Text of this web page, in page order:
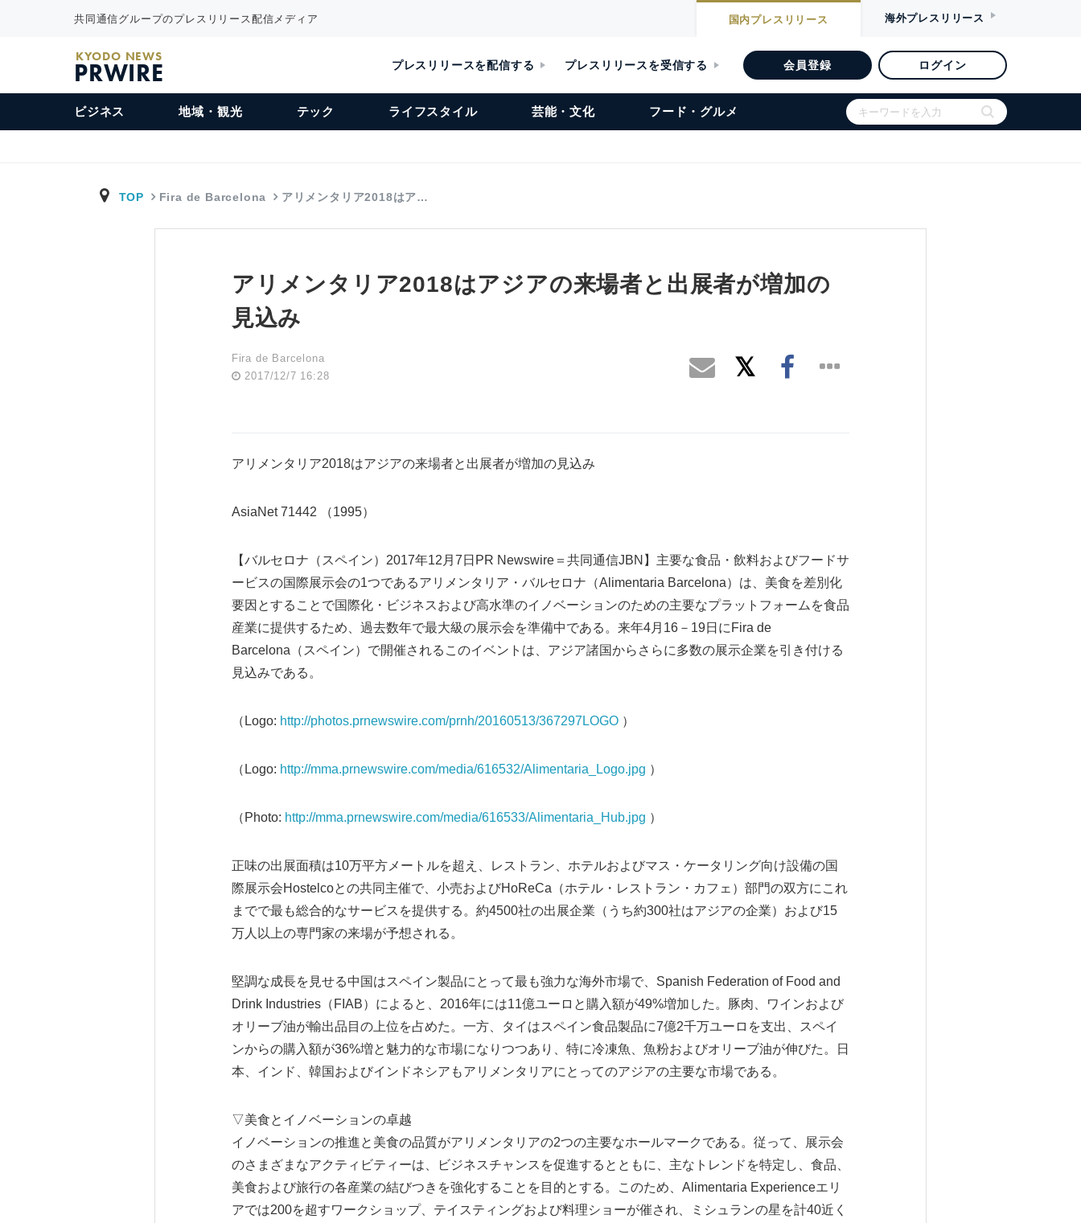
共同通信グループのプレスリリース配信メディア 国内プレスリリース 海外プレスリリース
KYODO NEWS
PRWIRE プレスリリースを配信する プレスリリースを受信する 会員登録 ログイン
ビジネス 地域・観光 テック ライフスタイル 芸能・文化 フード・グルメ
TOP Fira de Barcelona アリメンタリア2018はア…
アリメンタリア2018はアジアの来場者と出展者が増加の
見込み
Fira de Barcelona
2017/12/7 16:28
アリメンタリア2018はアジアの来場者と出展者が増加の見込み
AsiaNet 71442 （1995）
【バルセロナ（スペイン）2017年12月7日PR Newswire＝共同通信JBN】主要な食品・飲料およびフードサ
ービスの国際展示会の1つであるアリメンタリア・バルセロナ（Alimentaria Barcelona）は、美食を差別化
要因とすることで国際化・ビジネスおよび高水準のイノベーションのための主要なプラットフォームを食品
産業に提供するため、過去数年で最大級の展示会を準備中である。来年4月16－19日にFira de
Barcelona（スペイン）で開催されるこのイベントは、アジア諸国からさらに多数の展示企業を引き付ける
見込みである。
（Logo: http://photos.prnewswire.com/prnh/20160513/367297LOGO）
（Logo: http://mma.prnewswire.com/media/616532/Alimentaria_Logo.jpg ）
（Photo: http://mma.prnewswire.com/media/616533/Alimentaria_Hub.jpg ）
正味の出展面積は10万平方メートルを超え、レストラン、ホテルおよびマス・ケータリング向け設備の国
際展示会Hostelcoとの共同主催で、小売およびHoReCa（ホテル・レストラン・カフェ）部門の双方にこれ
までで最も総合的なサービスを提供する。約4500社の出展企業（うち約300社はアジアの企業）および15
万人以上の専門家の来場が予想される。
堅調な成長を見せる中国はスペイン製品にとって最も強力な海外市場で、Spanish Federation of Food and
Drink Industries（FIAB）によると、2016年には11億ユーロと購入額が49%増加した。豚肉、ワインおよび
オリーブ油が輸出品目の上位を占めた。一方、タイはスペイン食品製品に7億2千万ユーロを支出、スペイ
ンからの購入額が36%増と魅力的な市場になりつつあり、特に冷凍魚、魚粉およびオリーブ油が伸びた。日
本、インド、韓国およびインドネシアもアリメンタリアにとってのアジアの主要な市場である。
▽美食とイノベーションの卓越
イノベーションの推進と美食の品質がアリメンタリアの2つの主要なホールマークである。従って、展示会
のさまざまなアクティビティーは、ビジネスチャンスを促進するとともに、主なトレンドを特定し、食品、
美食および旅行の各産業の結びつきを強化することを目的とする。このため、Alimentaria Experienceエリ
アでは200を超すワークショップ、テイスティングおよび料理ショーが催され、ミシュランの星を計40近く